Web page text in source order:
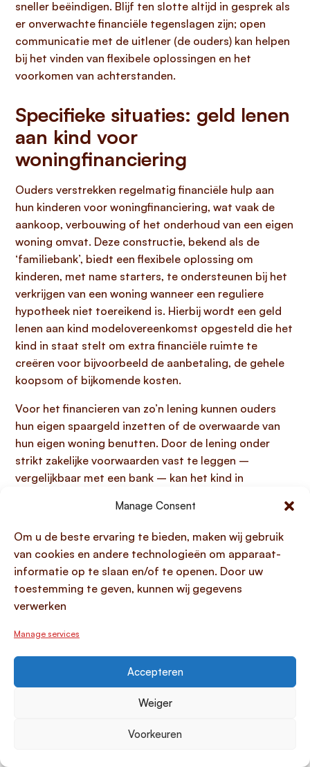
Manage Consent
Om u de beste ervaring te bieden, maken wij gebruik
van cookies en andere technologieën om apparaat-
informatie op te slaan en/of te openen. Door uw
toestemming te geven, kunnen wij gegevens
verwerken
Manage services
Accepteren
Weiger
Voorkeuren
sneller beëindigen. Blijf ten slotte altijd in gesprek als
er onverwachte financiële tegenslagen zijn; open
communicatie met de uitlener (de ouders) kan helpen
bij het vinden van flexibele oplossingen en het
voorkomen van achterstanden.
Specifieke situaties: geld lenen
aan kind voor
woningfinanciering
Ouders verstrekken regelmatig financiële hulp aan
hun kinderen voor woningfinanciering, wat vaak de
aankoop, verbouwing of het onderhoud van een eigen
woning omvat. Deze constructie, bekend als de
‘familiebank’, biedt een flexibele oplossing om
kinderen, met name starters, te ondersteunen bij het
verkrijgen van een woning wanneer een reguliere
hypotheek niet toereikend is. Hierbij wordt een geld
lenen aan kind modelovereenkomst opgesteld die het
kind in staat stelt om extra financiële ruimte te
creëren voor bijvoorbeeld de aanbetaling, de gehele
koopsom of bijkomende kosten.
Voor het financieren van zo’n lening kunnen ouders
hun eigen spaargeld inzetten of de overwaarde van
hun eigen woning benutten. Door de lening onder
strikt zakelijke voorwaarden vast te leggen –
vergelijkbaar met een bank – kan het kind in
inkomstenbelasting. Een veel toegepaste fiscale
strategie hierbij is het ‘kasrondje’, waarbij de ouders
de ontvangen rente (deels) belastingvrij
terugschenken aan het kind binnen de jaarlijkse
schenkingsvrijstelling, mits de schenking en de
rentebetaling onafhankelijk van elkaar plaatsvinden.
voordeliger.
Familiehypotheek en eigenwoninglening
via modelovereenkomst
of eigenwoninglening, die u
geld lenen aan kind